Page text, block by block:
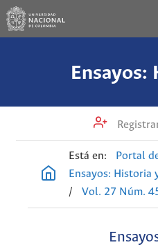
Ensayos:
Está en: Portal
Ensayos: Historia
/
Vol. 27 Núm.